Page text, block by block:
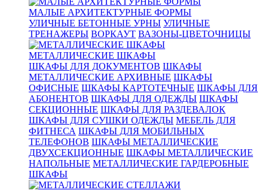
МАЛЫЕ АРХИТЕКТУРНЫЕ ФОРМЫ
УЛИЧНЫЕ БЕТОННЫЕ УРНЫ УЛИЧНЫЕ
ТРЕНАЖЕРЫ ВОРКАУТ ВАЗОНЫ-ЦВЕТОЧНИЦЫ
МЕТАЛЛИЧЕСКИЕ ШКАФЫ
ШКАФЫ ДЛЯ ДОКУМЕНТОВ ШКАФЫ
МЕТАЛЛИЧЕСКИЕ АРХИВНЫЕ ШКАФЫ
ОФИСНЫЕ ШКАФЫ КАРТОТЕЧНЫЕ ШКАФЫ ДЛЯ
АБОНЕНТОВ ШКАФЫ ДЛЯ ОДЕЖДЫ ШКАФЫ
СЕКЦИОННЫЕ ШКАФЫ ДЛЯ РАЗДЕВАЛОК
ШКАФЫ ДЛЯ СУШКИ ОДЕЖДЫ МЕБЕЛЬ ДЛЯ
ФИТНЕСА ШКАФЫ ДЛЯ МОБИЛЬНЫХ
ТЕЛЕФОНОВ ШКАФЫ МЕТАЛЛИЧЕСКИЕ
ДВУХСЕКЦИОННЫЕ ШКАФЫ МЕТАЛЛИЧЕСКИЕ
НАПОЛЬНЫЕ МЕТАЛЛИЧЕСКИЕ ГАРДЕРОБНЫЕ
ШКАФЫ